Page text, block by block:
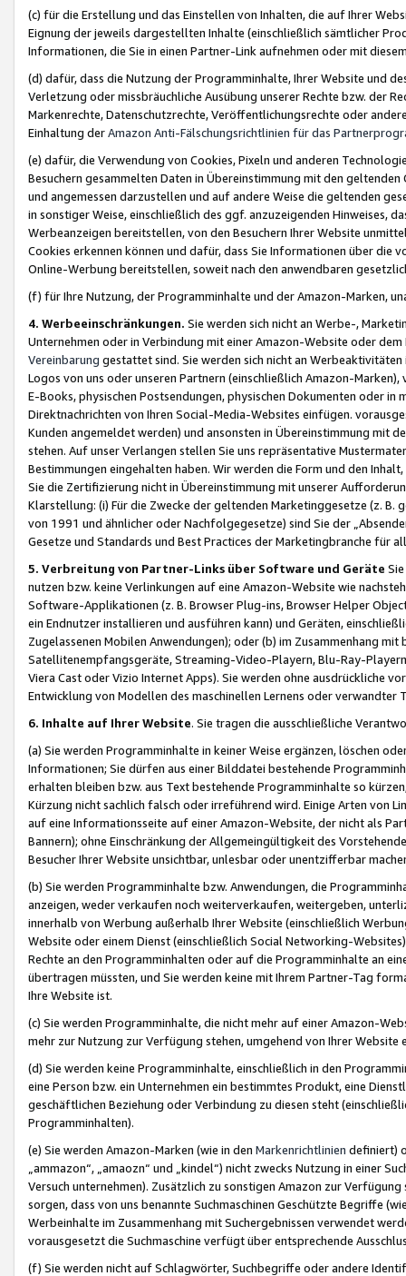
(c) für die Erstellung und das Einstellen von Inhalten, die auf Ihrer
Eignung der jeweils dargestellten Inhalte (einschließlich sämtlicher
Informationen, die Sie in einen Partner-Link aufnehmen oder mit
(d) dafür, dass die Nutzung der Programminhalte, Ihrer Website und
Verletzung oder missbräuchliche Ausübung unserer Rechte bzw. der
Markenrechte, Datenschutzrechte, Veröffentlichungsrechte oder
Einhaltung derAmazon Anti-Fälschungsrichtlinien für das
(e) dafür, die Verwendung von Cookies, Pixeln und anderen
Besuchern gesammelten Daten in Übereinstimmung mit den
und angemessen darzustellen und auf andere Weise die geltenden
in sonstiger Weise, einschließlich des ggf. anzuzeigenden Hinweises,
Werbeanzeigen bereitstellen, von den Besuchern Ihrer Website
Cookies erkennen können und dafür, dass Sie Informationen über die
Online-Werbung bereitstellen, soweit nach den anwendbaren
(f) für Ihre Nutzung, der Programminhalte und der Amazon-Marken,
4. Werbeeinschränkungen. Sie werden sich nicht an Werbe-,
Unternehmen oder in Verbindung mit einer Amazon-Website oder
Vereinbarung gestattet sind. Sie werden sich nicht an
Logos von uns oder unseren Partnern (einschließlich Amazon-
E-Books, physischen Postsendungen, physischen Dokumenten oder in
Direktnachrichten von Ihren Social-Media-Websites einfügen.
Kunden angemeldet werden) und ansonsten in Übereinstimmung mit
stehen. Auf unser Verlangen stellen Sie uns repräsentative
Bestimmungen eingehalten haben. Wir werden die Form und den
Sie die Zertifizierung nicht in Übereinstimmung mit unserer
Klarstellung: (i) Für die Zwecke der geltenden Marketinggesetze (z. B.
von 1991 und ähnlicher oder Nachfolgegesetze) sind Sie der
Gesetze und Standards und Best Practices der Marketingbranche für
5. Verbreitung von Partner-Links über Software und Geräte
nutzen bzw. keine Verlinkungen auf eine Amazon-Website wie
Software-Applikationen (z. B. Browser Plug-ins, Browser Helper
ein Endnutzer installieren und ausführen kann) und Geräten,
Zugelassenen Mobilen Anwendungen); oder (b) im Zusammenhang
Satellitenempfangsgeräte, Streaming-Video-Playern, Blu-Ray-
Viera Cast oder Vizio Internet Apps). Sie werden ohne ausdrückliche
Entwicklung von Modellen des maschinellen Lernens oder
6. Inhalte auf Ihrer Website. Sie tragen die ausschließliche
(a) Sie werden Programminhalte in keiner Weise ergänzen, löschen
Informationen; Sie dürfen aus einer Bilddatei bestehende
erhalten bleiben bzw. aus Text bestehende Programminhalte so
Kürzung nicht sachlich falsch oder irreführend wird. Einige Arten von
auf eine Informationsseite auf einer Amazon-Website, der nicht als
Bannern); ohne Einschränkung der Allgemeingültigkeit des
Besucher Ihrer Website unsichtbar, unlesbar oder unentzifferbar
(b) Sie werden Programminhalte bzw. Anwendungen, die
anzeigen, weder verkaufen noch weiterverkaufen, weitergeben,
innerhalb von Werbung außerhalb Ihrer Website (einschließlich
Website oder einem Dienst (einschließlich Social Networking-
Rechte an den Programminhalten oder auf die Programminhalte an
übertragen müssten, und Sie werden keine mit Ihrem Partner-Tag
Ihre Website ist.
(c) Sie werden Programminhalte, die nicht mehr auf einer Amazon-
mehr zur Nutzung zur Verfügung stehen, umgehend von Ihrer
(d) Sie werden keine Programminhalte, einschließlich in den
eine Person bzw. ein Unternehmen ein bestimmtes Produkt, eine
geschäftlichen Beziehung oder Verbindung zu diesen steht
Programminhalten).
(e) Sie werden Amazon-Marken (wie in den Markenrichtlinien definiert)
„ammazon“, „amaozn“ und „kindel“) nicht zwecks Nutzung in einer
Versuch unternehmen). Zusätzlich zu sonstigen Amazon zur
sorgen, dass von uns benannte Suchmaschinen Geschützte Begriffe
Werbeinhalte im Zusammenhang mit Suchergebnissen verwendet
vorausgesetzt die Suchmaschine verfügt über entsprechende
(f) Sie werden nicht auf Schlagwörter, Suchbegriffe oder andere